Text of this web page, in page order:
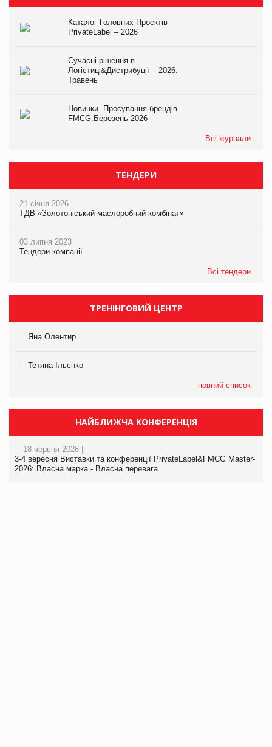
Каталог Головних Проєктів
PrivateLabel – 2026
Сучасні рішення в
Логістиці&Дистрибуції – 2026.
Травень
Новинки. Просування брендів
FMCG.Березень 2026
Всі журнали
ТЕНДЕРИ
21 січня 2026
ТДВ «Золотоніський маслоробний комбінат»
03 липня 2023
Тендери компанії
Всі тендери
ТРЕНІНГОВИЙ ЦЕНТР
Яна Олентир
Тетяна Ільєнко
повний список
НАЙБЛИЖЧА КОНФЕРЕНЦІЯ
18 червня 2026 |
3-4 вересня Виставки та конференції PrivateLabel&FMCG Master-
2026: Власна марка - Власна перевага